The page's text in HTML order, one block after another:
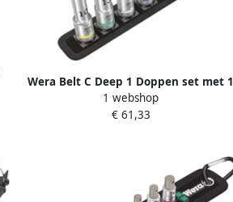
Wera Belt C Deep 1 Doppen set met 1
2" -aandrijving 6-delig 05004565001
1 webshop
€ 61,33